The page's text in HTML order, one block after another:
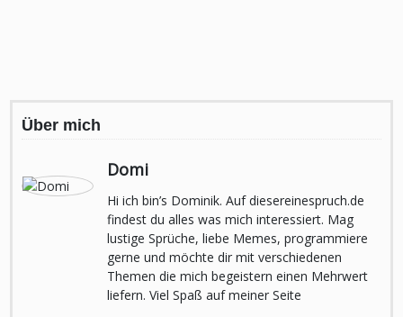
Über mich
Domi
Hi ich bin’s Dominik. Auf diesereinespruch.de
findest du alles was mich interessiert. Mag
lustige Sprüche, liebe Memes, programmiere
gerne und möchte dir mit verschiedenen
Themen die mich begeistern einen Mehrwert
liefern. Viel Spaß auf meiner Seite